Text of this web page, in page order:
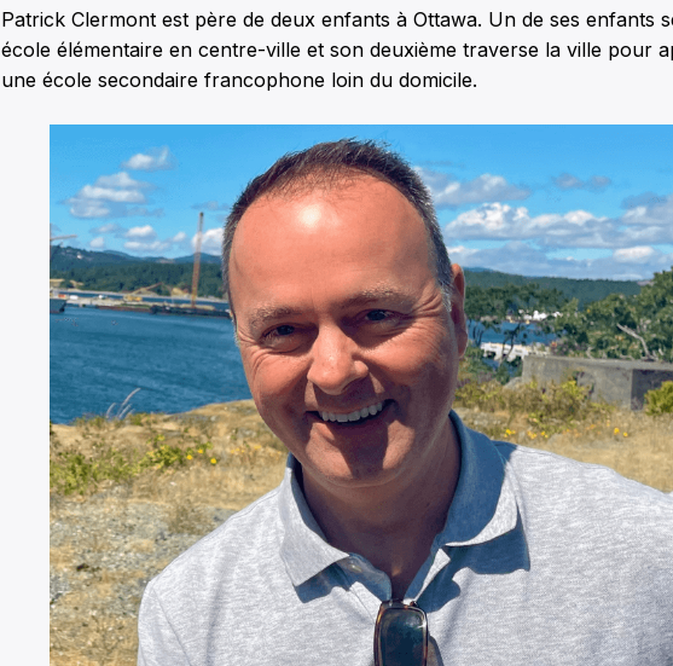
Patrick Clermont est père de deux enfants à Ottawa. Un de ses enfants
école élémentaire en centre-ville et son deuxième traverse la ville pour
une école secondaire francophone loin du domicile.